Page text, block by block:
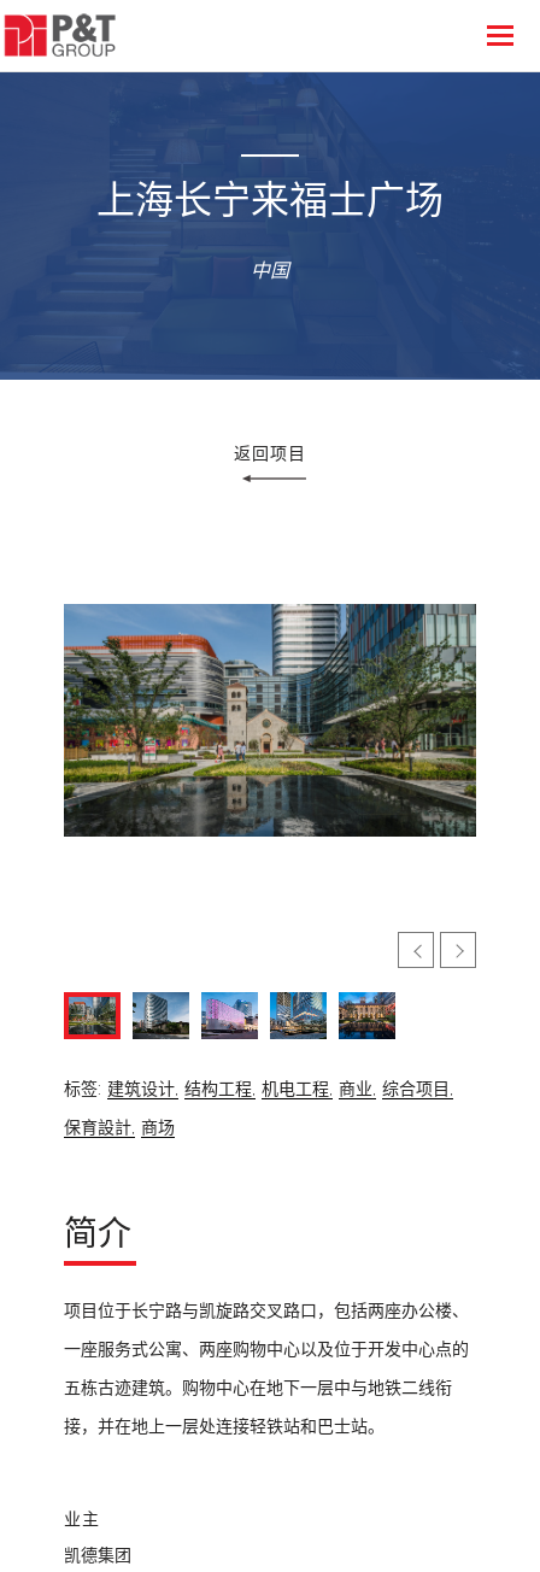
上海长宁来福士广场
中国
返回项目
标签: 建筑设计, 结构工程, 机电工程, 商业, 综合项目,
保育設計, 商场
简介
项目位于长宁路与凯旋路交叉路口，包括两座办公楼、
一座服务式公寓、两座购物中心以及位于开发中心点的
五栋古迹建筑。购物中心在地下一层中与地铁二线衔
接，并在地上一层处连接轻铁站和巴士站。
业主
凯德集团